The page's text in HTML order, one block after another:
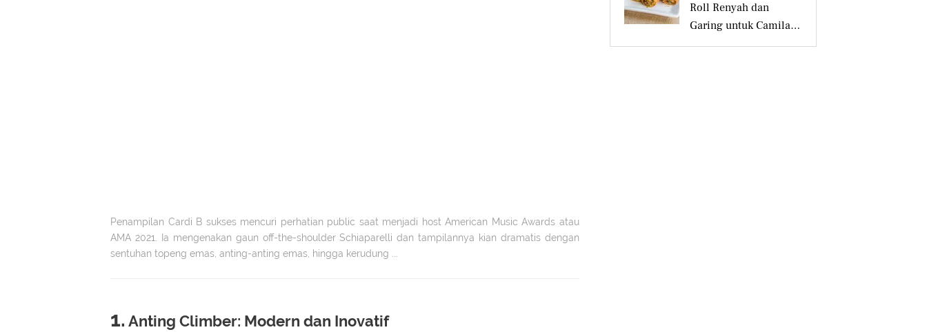
Penampilan Cardi B sukses mencuri perhatian public saat menjadi host American Music Awards atau
AMA 2021. Ia mengenakan gaun off-the-shoulder Schiaparelli dan tampilannya kian dramatis dengan
sentuhan topeng emas, anting-anting emas, hingga kerudung ...
1. Anting Climber: Modern dan Inovatif
Roll Renyah dan
Garing untuk Camilan
Pesta